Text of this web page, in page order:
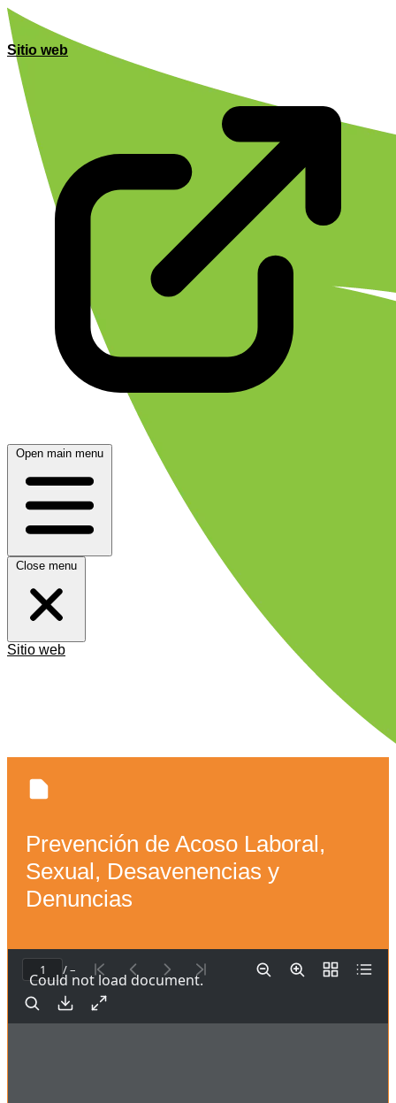
Sitio web
Open main menu
Close menu
Sitio web
Prevención de Acoso Laboral,
Sexual, Desavenencias y
Denuncias
/ –
Could not load document.